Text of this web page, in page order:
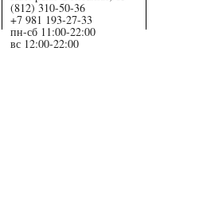
(812) 310-50-36
+7 981 193-27-33
пн-сб 11:00-22:00
вс 12:00-22:00